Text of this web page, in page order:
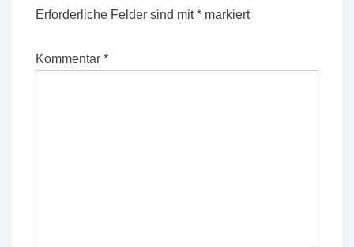
Erforderliche Felder sind mit* markiert
Kommentar *